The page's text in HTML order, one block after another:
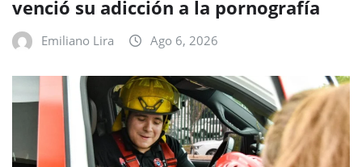
venció su adicción a la pornografía
Emiliano Lira Ago 6, 2026